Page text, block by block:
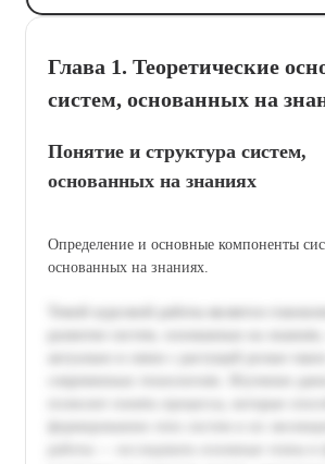
Глава 1. Теоретические
систем, основанных на
Понятие и структура систем,
основанных на знаниях
Определение и основные компоненты
основанных на знаниях.